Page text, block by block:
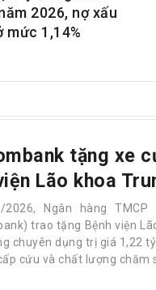
2026, nợ xấu
mức 1,14%
tặng xe
Lão khoa
2026, Ngân hàng
trao tặng Bệnh viện
chuyên dụng trị giá 1,22
cứu và chất lượng chăm